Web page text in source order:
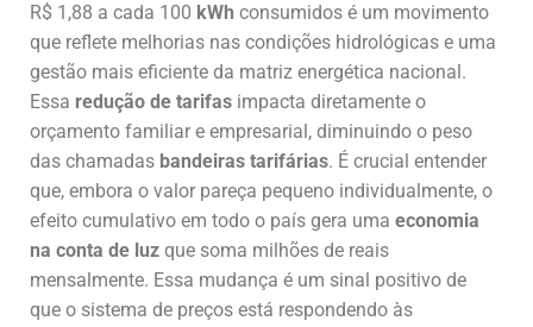
R$ 1,88 a cada 100 kWh consumidos é um movimento
que reflete melhorias nas condições hidrológicas e uma
gestão mais eficiente da matriz energética nacional.
Essa redução de tarifas impacta diretamente o
orçamento familiar e empresarial, diminuindo o peso
das chamadas bandeiras tarifárias. É crucial entender
que, embora o valor pareça pequeno individualmente, o
efeito cumulativo em todo o país gera uma economia
na conta de luz que soma milhões de reais
mensalmente. Essa mudança é um sinal positivo de
que o sistema de preços está respondendo às